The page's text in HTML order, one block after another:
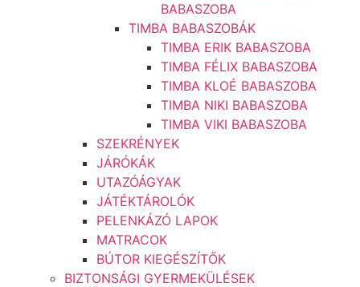
BABASZOBA
TIMBA BABASZOBÁK
TIMBA ERIK BABASZOBA
TIMBA FÉLIX BABASZOBA
TIMBA KLOÉ BABASZOBA
TIMBA NIKI BABASZOBA
TIMBA VIKI BABASZOBA
SZEKRÉNYEK
JÁRÓKÁK
UTAZÓÁGYAK
JÁTÉKTÁROLÓK
PELENKÁZÓ LAPOK
MATRACOK
BÚTOR KIEGÉSZÍTŐK
BIZTONSÁGI GYERMEKÜLÉSEK